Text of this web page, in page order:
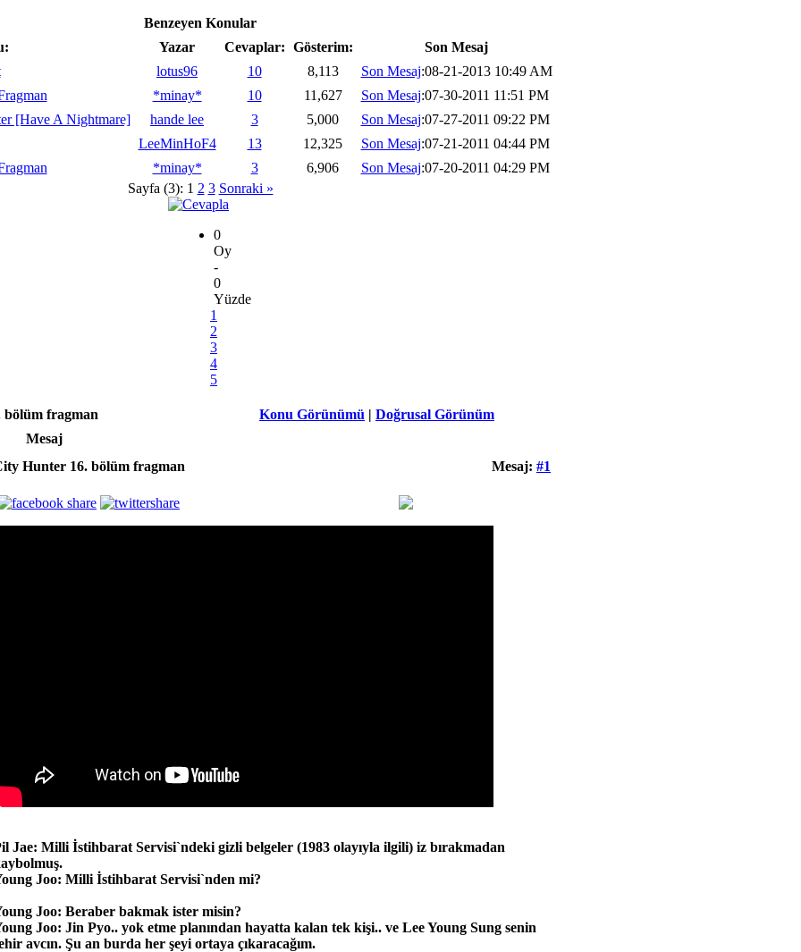
Benzeyen Konular
Yazar Cevaplar: Gösterim:
Son Mesaj
lotus96 10 8,113 Son Mesaj:08-21-2013 10:49 AM
*minay* 10 11,627 Son Mesaj:07-30-2011 11:51 PM
[Have A Nightmare]
hande lee 3 5,000 Son Mesaj:07-27-2011 09:22 PM
LeeMinHoF4 13 12,325 Son Mesaj:07-21-2011 04:44 PM
*minay* 3 6,906 Son Mesaj:07-20-2011 04:29 PM
Sayfa (3): 1 2 3 Sonraki »
0
Oy
-
0
Yüzde
1
2
3
4
5
Konu Görünümü | Doğrusal Görünüm
fragman
Mesaj
Mesaj: #1
Hunter 16. bölüm fragman
Jae: Milli İstihbarat Servisi`ndeki gizli belgeler (1983 olayıyla ilgili) iz bırakmadan
Joo: Milli İstihbarat Servisi`nden mi?
Joo: Beraber bakmak ister misin?
Joo: Jin Pyo.. yok etme planından hayatta kalan tek kişi.. ve Lee Young Sung senin
avcın. Şu an burda her şeyi ortaya çıkaracağım.